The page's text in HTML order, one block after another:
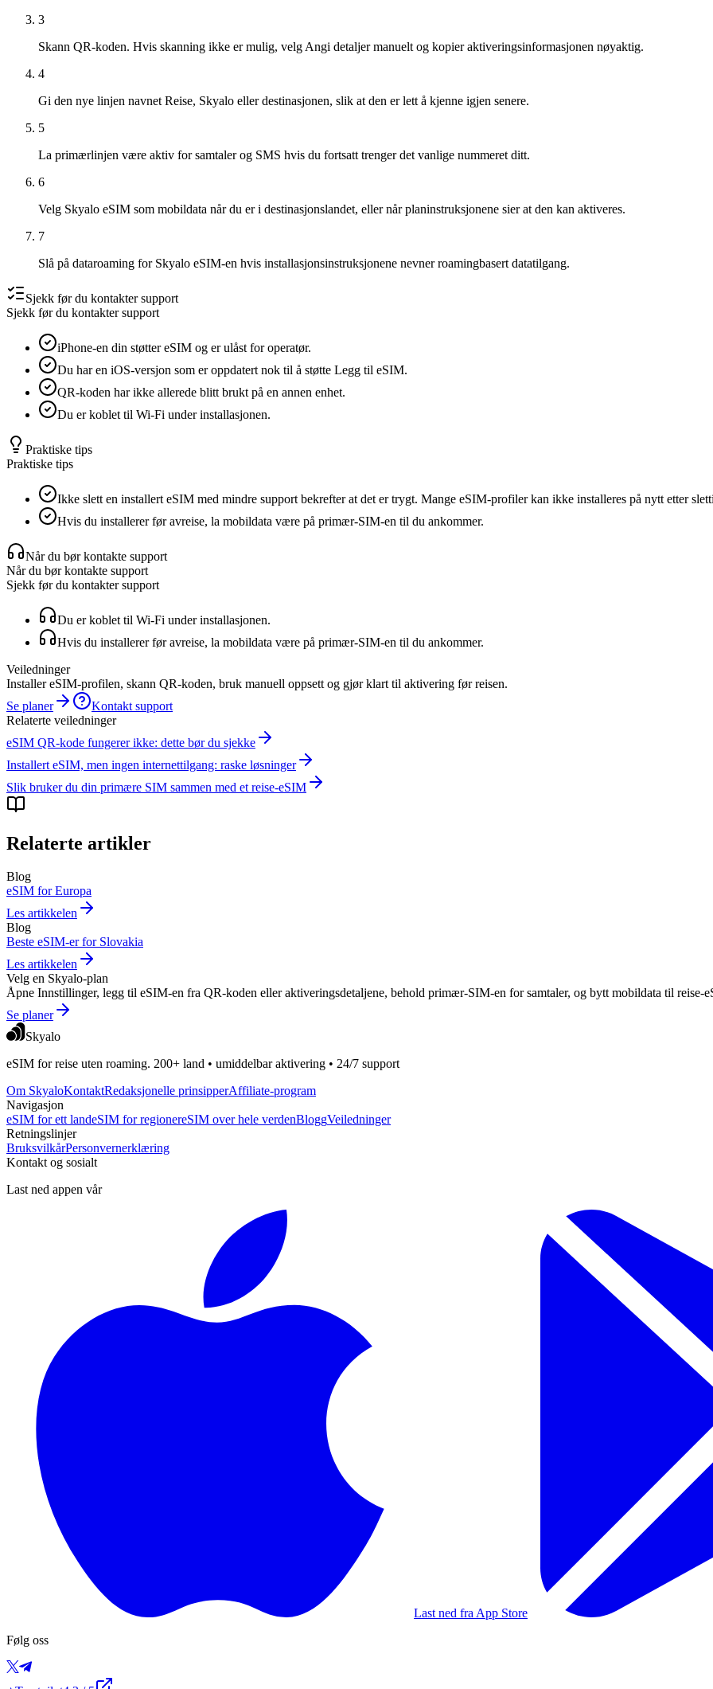
3
Skann QR-koden. Hvis skanning ikke er mulig, velg Angi detaljer manuelt og kopier aktiveringsinformasjonen nøyaktig.
4
Gi den nye linjen navnet Reise, Skyalo eller destinasjonen, slik at den er lett å kjenne igjen senere.
5
La primærlinjen være aktiv for samtaler og SMS hvis du fortsatt trenger det vanlige nummeret ditt.
6
Velg Skyalo eSIM som mobildata når du er i destinasjonslandet, eller når planinstruksjonene sier at den kan aktiveres.
7
Slå på dataroaming for Skyalo eSIM-en hvis installasjonsinstruksjonene nevner roamingbasert datatilgang.
Sjekk før du kontakter support
Sjekk før du kontakter support
iPhone-en din støtter eSIM og er ulåst for operatør.
Du har en iOS-versjon som er oppdatert nok til å støtte Legg til eSIM.
QR-koden har ikke allerede blitt brukt på en annen enhet.
Du er koblet til Wi‑Fi under installasjonen.
Praktiske tips
Praktiske tips
Ikke slett en installert eSIM med mindre support bekrefter at det er trygt. Mange eSIM-profiler kan ikke installeres på nytt etter
Hvis du installerer før avreise, la mobildata være på primær-SIM-en til du ankommer.
Når du bør kontakte support
Når du bør kontakte support
Sjekk før du kontakter support
Du er koblet til Wi‑Fi under installasjonen.
Hvis du installerer før avreise, la mobildata være på primær-SIM-en til du ankommer.
Veiledninger
Installer eSIM-profilen, skann QR-koden, bruk manuell oppsett og gjør klart til aktivering før reisen.
Se planer
Kontakt support
Relaterte veiledninger
eSIM QR-kode fungerer ikke: dette bør du sjekke
Installert eSIM, men ingen internettilgang: raske løsninger
Slik bruker du din primære SIM sammen med et reise-eSIM
Relaterte artikler
Blog
eSIM for Europa
Les artikkelen
Blog
Beste eSIM-er for Slovakia
Les artikkelen
Velg en Skyalo-plan
Åpne Innstillinger, legg til eSIM-en fra QR-koden eller aktiveringsdetaljene, behold primær-SIM-en for samtaler, og bytt mobildata til reise-
Se planer
Skyalo
eSIM for reise uten roaming. 200+ land • umiddelbar aktivering • 24/7 support
Om SkyaloKontaktRedaksjonelle prinsipperAffiliate-program
Navigasjon
eSIM for ett landeSIM for regionereSIM over hele verdenBloggVeiledninger
Retningslinjer
BruksvilkårPersonvernerklæring
Kontakt og sosialt
Last ned appen vår
Last ned fra App Store
Følg oss